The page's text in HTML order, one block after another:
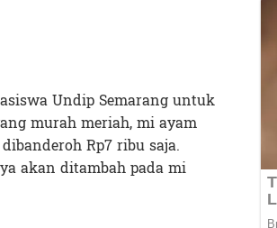
Undip Semarang untuk
murah meriah, mi ayam
Rp7 ribu saja.
akan ditambah pada mi